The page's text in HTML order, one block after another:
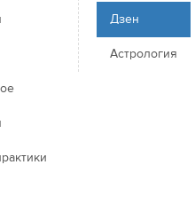
Дзен
Астрология